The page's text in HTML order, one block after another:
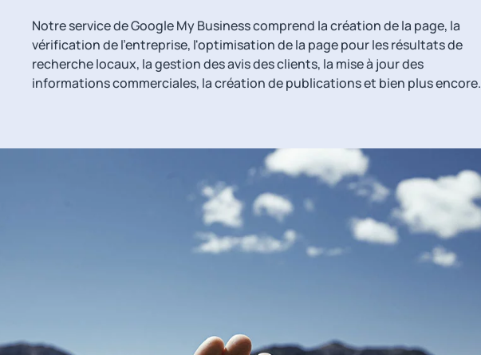
Notre service de Google My Business comprend la création de la page, la
vérification de l'entreprise, l'optimisation de la page pour les résultats de
recherche locaux, la gestion des avis des clients, la mise à jour des
informations commerciales, la création de publications et bien plus encore.